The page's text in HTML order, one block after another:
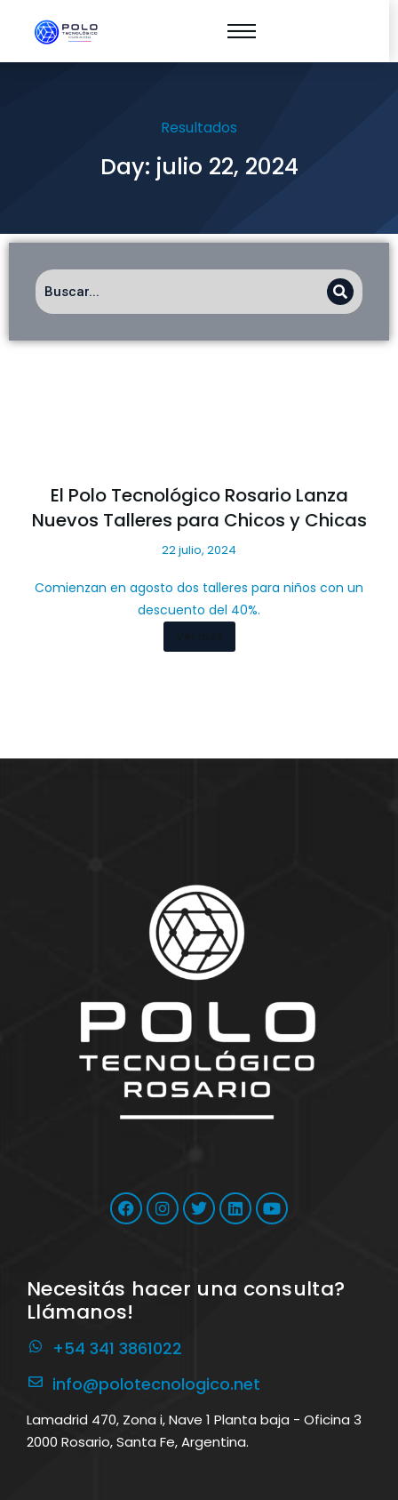
Resultados
Day: julio 22, 2024
El Polo Tecnológico Rosario Lanza
Nuevos Talleres para Chicos y Chicas
22 julio, 2024
Comienzan en agosto dos talleres para niños con un
descuento del 40%.
Necesitás hacer una consulta?
Llámanos!
+54 341 3861022
info@polotecnologico.net
Lamadrid 470, Zona i, Nave 1 Planta baja - Oficina 3
2000 Rosario, Santa Fe, Argentina.